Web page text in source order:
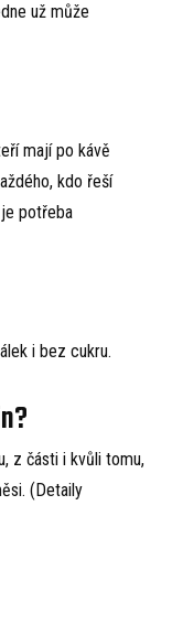
už může
mají po kávě
kdo řeší
potřeba
i bez cukru.
z části i kvůli tomu,
(Detaily